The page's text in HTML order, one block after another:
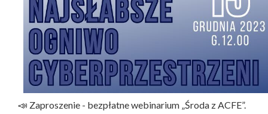
📣 Zaproszenie - bezpłatne webinarium „Środa z ACFE”.